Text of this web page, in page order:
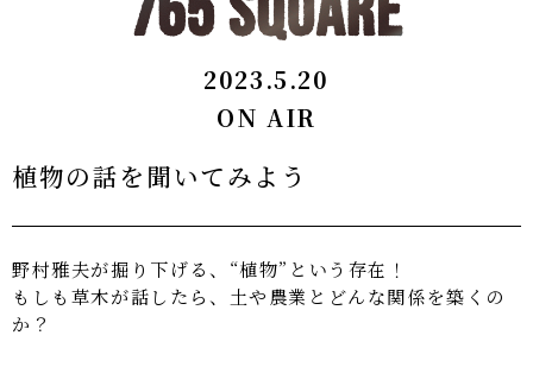
2023.5.20
ON AIR
植物の話を聞いてみよう
野村雅夫が掘り下げる、“植物”という存在！
もしも草木が話したら、土や農業とどんな関係を築くの
か？